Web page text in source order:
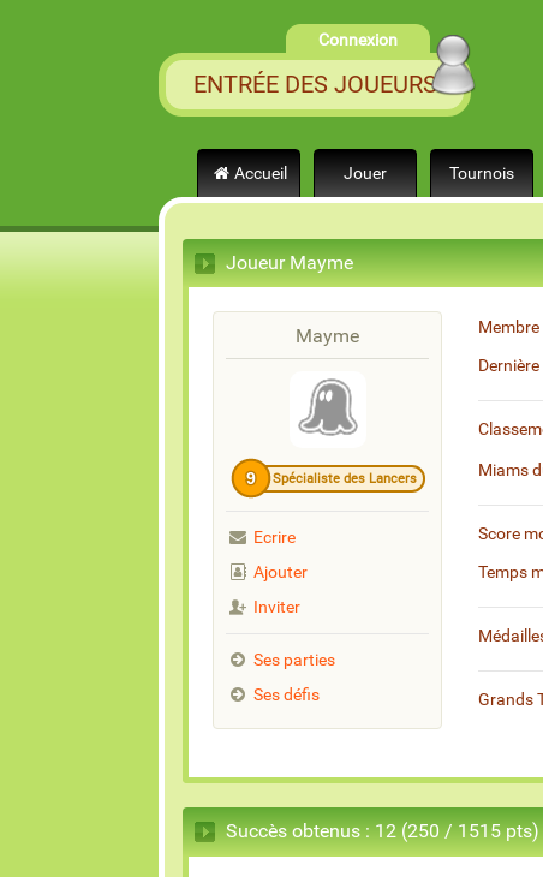
Connexion
ENTRÉE DES JOUEURS
Accueil Jouer Tournois
Joueur Mayme
Mayme
9 Spécialiste des Lancers
Ecrire
Ajouter
Inviter
Ses parties
Ses défis
Miams
Score
Temps
Grands
Succès obtenus : 12 (250 / 1515 pts)